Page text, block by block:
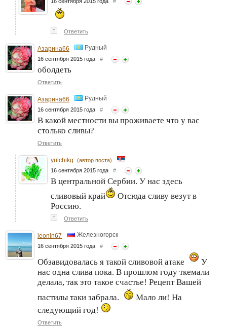
↑ Ответить
Азарина66 Рудный
16 сентября 2015 года #
оболдеть
Ответить
Азарина66 Рудный
16 сентября 2015 года #
В какой местности вы проживаете что у вас
столько сливы?
Ответить
yulchikg
(автор поста)
16 сентября 2015 года #
В центральной Сербии. У нас здесь
сливовый край
Отсюда сливу везут в
Россию.
↑ Ответить
leonin67 Железногорск
16 сентября 2015 года #
Обзавидовалась я такой сливовой атаке
У
нас одна слива пока. В прошлом году ткемали
делала, так это такое счастье! Рецепт Вашей
пастилы таки забрала.
Мало ли! На
следующий год!
Ответить